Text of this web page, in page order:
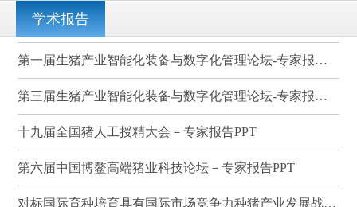
学术报告
第一届生猪产业智能化装备与数字化管理论坛-专家报告PPT
第三届生猪产业智能化装备与数字化管理论坛-专家报告PPT
十九届全国猪人工授精大会－专家报告PPT
第六届中国博鳌高端猪业科技论坛－专家报告PPT
对标国际育种培育具有国际市场竞争力种猪产业发展战略研讨会－专家报告PPT